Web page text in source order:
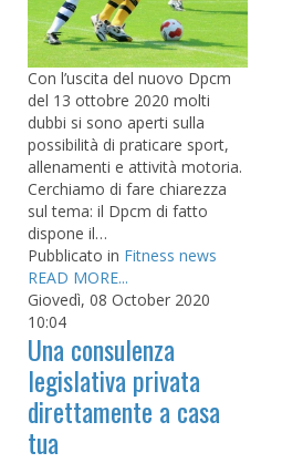
Con l’uscita del nuovo Dpcm
del 13 ottobre 2020 molti
dubbi si sono aperti sulla
possibilità di praticare sport,
allenamenti e attività motoria.
Cerchiamo di fare chiarezza
sul tema: il Dpcm di fatto
dispone il…
Pubblicato in Fitness news
READ MORE...
Giovedì, 08 October 2020
10:04
Una consulenza
legislativa privata
direttamente a casa
tua